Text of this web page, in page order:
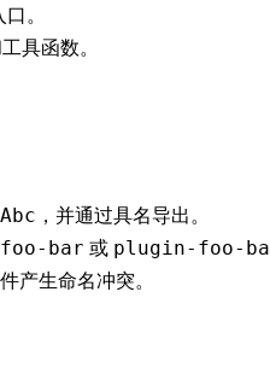
。
具函数。
，并通过具名导出。
bar 或 plugin-foo-
产生命名冲突。